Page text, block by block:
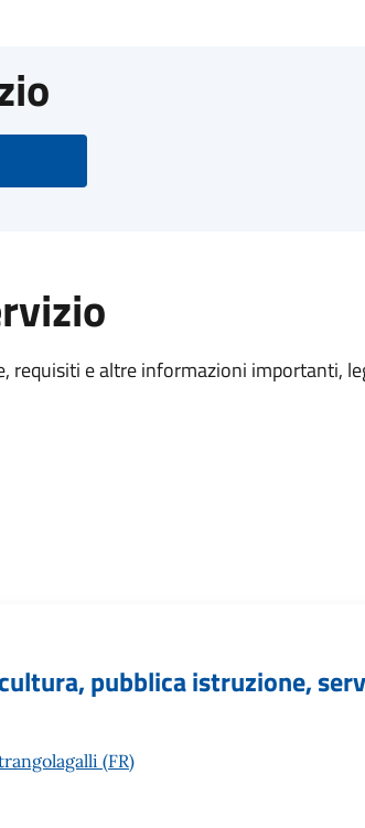
requisiti e altre informazioni importanti,
pubblica istruzione,
(FR)